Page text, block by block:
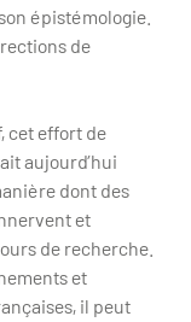
épistémologie.
de
cet effort de
aujourd’hui
dont des
et
de recherche.
et
il peut